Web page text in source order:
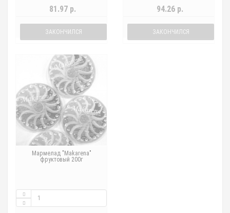
81.97 р.
ЗАКОНЧИЛСЯ
94.26 р.
ЗАКОНЧИЛСЯ
Мармелад "Makarena"
фруктовый 200г